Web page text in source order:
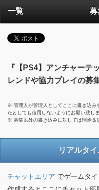
一覧 募
『【PS4】アンチャーテ
レンドや協力プレイの募
※ 管理人が管理人としてここに書き込み
たとしても信用しないようにお願い致しま
※ 募集以外の書き込みに対しては削除＆
リアルタ
チャットエリア でゲームタ